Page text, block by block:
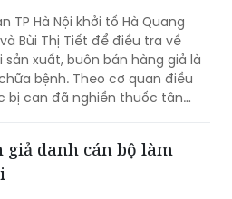
TP Hà Nội khởi tố Hà Quang
Bùi Thị Tiết để điều tra về
sản xuất, buôn bán hàng giả là
bệnh. Theo cơ quan điều
bị can đã nghiền thuốc tân
nhãn “thuốc Đông y gia truyền”
người bệnh.
giả danh cán bộ làm